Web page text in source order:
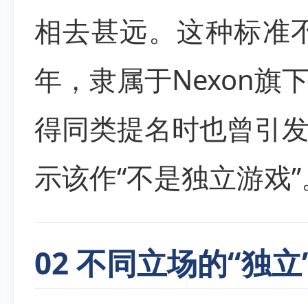
相去甚远。这种标准
年，隶属于Nexon旗
得同类提名时也曾引
示该作“不是独立游戏
02 不同立场的“独